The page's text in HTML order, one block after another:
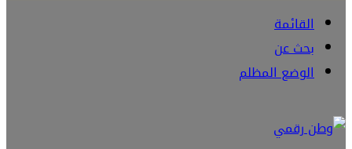
القائمة
بحث عن
الوضع المظلم